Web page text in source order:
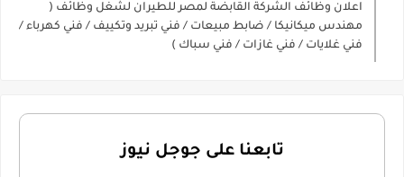
اعلان وظائف الشركة القابضة لمصر للطيران لشغل وظائف (
مهندس ميكانيكا / ضابط مبيعات / فني تبريد وتكييف / فني كهرباء /
فني غلايات / فني غازات / فني سباك )
تابعنا على جوجل نيوز